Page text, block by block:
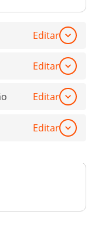
Editar
Editar
Editar
Editar